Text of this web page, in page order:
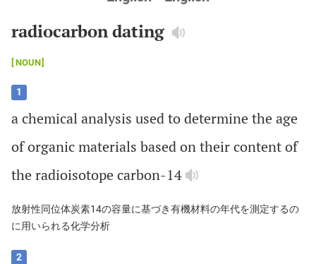
radiocarbon dating
NOUN
1
achemicalanalysis usedtodetermine the age
oforganicmaterials basedontheircontentof
the radioisotope carbon-14
放射性同位体炭素14の容量に基づき有機材料の年代を測定するの
に用いられる化学分析
2